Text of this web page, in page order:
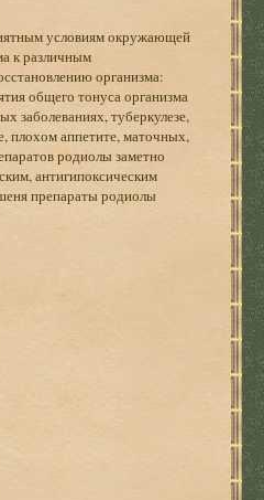
условиям окружающей
к различным
организма:
общего тонуса организма
заболеваниях, туберкулезе,
плохом аппетите, маточных,
родиолы заметно
антигипоксическим
препараты родиолы